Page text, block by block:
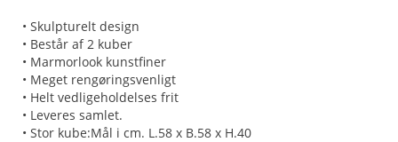
• Skulpturelt design
• Består af 2 kuber
• Marmorlook kunstfiner
• Meget rengøringsvenligt
• Helt vedligeholdelses frit
• Leveres samlet.
• Stor kube:Mål i cm. L.58 x B.58 x H.40